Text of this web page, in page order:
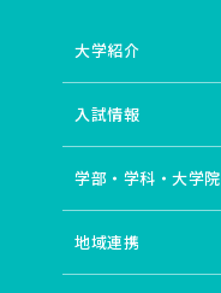
大学紹介
入試情報
学部・学科・大学院
地域連携